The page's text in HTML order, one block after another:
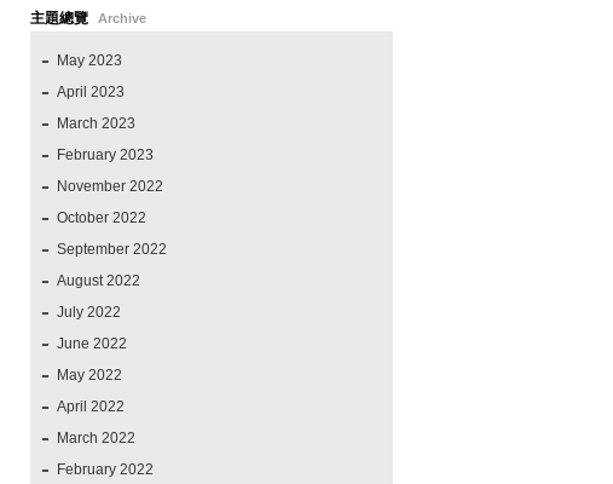
主題總覽 Archive
May 2023
April 2023
March 2023
February 2023
November 2022
October 2022
September 2022
August 2022
July 2022
June 2022
May 2022
April 2022
March 2022
February 2022